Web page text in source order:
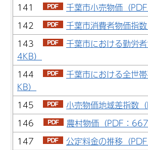
141
千葉市小売物価（
142
千葉市消費者物価指
143
千葉市における勤労
4KB）
144
千葉市における全世
KB）
145
小売物価地域差指数
146
農村物価（PDF：
147
公定料金の推移（